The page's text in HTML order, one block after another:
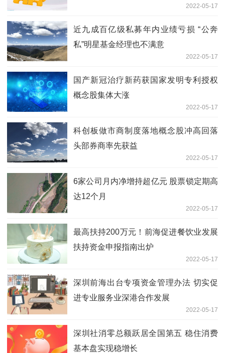
2022-05-17
近九成百亿级私募年内业绩亏损 “公奔
私”明星基金经理也不满意
2022-05-17
国产新冠治疗新药获国家发明专利授权
概念股集体大涨
2022-05-17
科创板做市商制度落地概念股冲高回落
头部券商率先获益
2022-05-17
6家公司月内净增持超亿元 股票锁定期高
达12个月
2022-05-17
最高扶持200万元！前海促进餐饮业发展
扶持资金申报指南出炉
2022-05-17
深圳前海出台专项资金管理办法 切实促
进专业服务业深港合作发展
2022-05-17
深圳社消零总额跃居全国第五 稳住消费
基本盘实现稳增长